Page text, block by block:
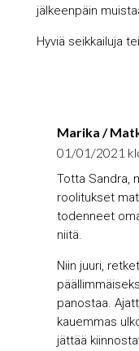
jälkeenpäin
Hyviä seikkailuja
Marika /
01/01/2021
Totta Sandra,
roolitukset
todenneet
niitä.
Niin juuri,
panostaa.
kauemmas
jättää